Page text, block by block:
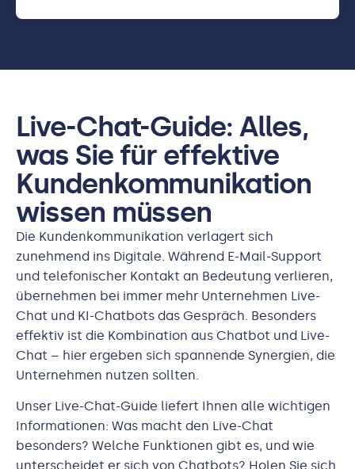
Live-Chat-Guide: Alles,
was Sie für effektive
Kundenkommunikation
wissen müssen
Die Kundenkommunikation verlagert sich
zunehmend ins Digitale. Während E-Mail-Support
und telefonischer Kontakt an Bedeutung verlieren,
übernehmen bei immer mehr Unternehmen Live-
Chat und KI-Chatbots das Gespräch. Besonders
effektiv ist die Kombination aus Chatbot und Live-
Chat – hier ergeben sich spannende Synergien, die
Unternehmen nutzen sollten.
Unser Live-Chat-Guide liefert Ihnen alle wichtigen
Informationen: Was macht den Live-Chat
besonders? Welche Funktionen gibt es, und wie
unterscheidet er sich von Chatbots? Holen Sie sich